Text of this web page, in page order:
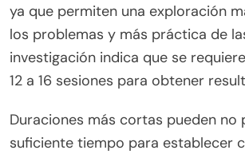
ya que permiten una exploración
los problemas y más práctica de
investigación indica que se
12 a 16 sesiones para obtener
Duraciones más cortas pueden
suficiente tiempo para establecer